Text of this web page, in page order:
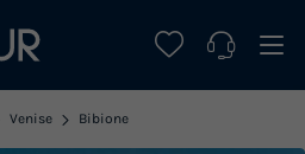
Venise Bibione